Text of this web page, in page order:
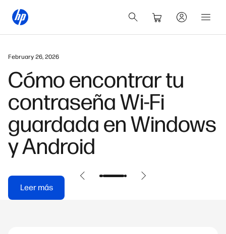
February 26, 2026
Cómo encontrar tu
contraseña Wi-Fi
guardada en Windows
y Android
Leer más